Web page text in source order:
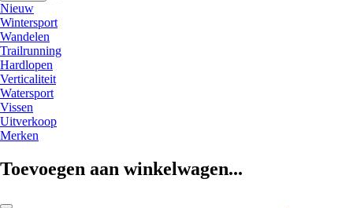
Nieuw
Wintersport
Wandelen
Trailrunning
Hardlopen
Verticaliteit
Watersport
Vissen
Uitverkoop
Merken
Toevoegen aan winkelwagen...